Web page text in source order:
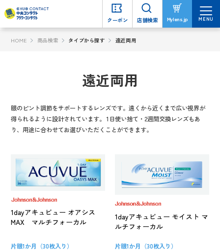
クーポン 店舗検索 Mylens.jp MENU
HOME 商品検索 タイプから探す 遠近両用
遠近両用
眼のピント調節をサポートするレンズです。遠くから近くまで広い視界が
得られるように設計されています。 1日使い捨て・2週間交換レンズもあ
り、用途に合わせてお選びいただくことができます。
1dayアキュビュー オアシス
MAX マルチフォーカル
片眼1か月（30枚入り）
1dayアキュビュー モイスト マ
ルチフォーカル
片眼1か月（30枚入り）
クーポン 店舗検索 Mylens.jp MENU